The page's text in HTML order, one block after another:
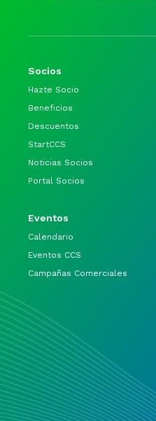
Socios
Hazte Socio
Beneficios
Descuentos
StartCCS
Noticias Socios
Portal Socios
Eventos
Calendario
Eventos CCS
Campañas Comerciales